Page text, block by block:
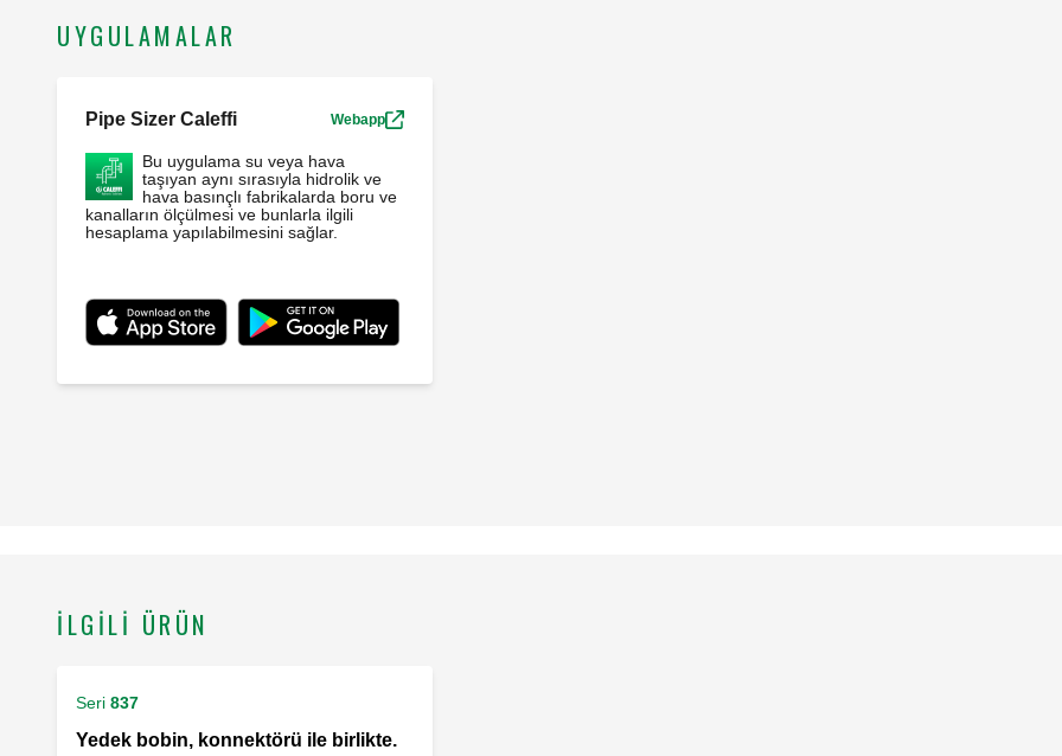
UYGULAMALAR
Pipe Sizer Caleffi Webapp
Bu uygulama su veya hava
taşıyan aynı sırasıyla hidrolik ve
hava basınçlı fabrikalarda boru ve
kanalların ölçülmesi ve bunlarla ilgili
hesaplama yapılabilmesini sağlar.
İLGILI ÜRÜN
Seri 837
Yedek bobin, konnektörü ile birlikte.